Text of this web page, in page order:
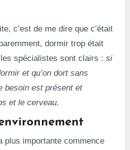
c’est de me dire que c’était
dormir trop était
spécialistes sont clairs : si
et qu’on dort sans
besoin est présent et
et le cerveau.
plus importante commence